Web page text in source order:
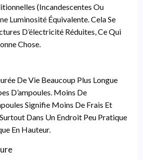
(incandescentes Ou
Luminosité Équivalente. Cela Se
D’électricité Réduites, Ce Qui
Chose.
De Vie Beaucoup Plus Longue
D’ampoules. Moins De
Signifie Moins De Frais Et
Dans Un Endroit Peu Pratique
En Hauteur.